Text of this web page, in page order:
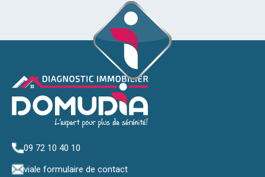
09 72 10 40 10
viale formulaire de contact